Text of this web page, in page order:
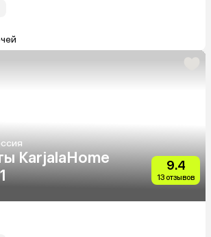
KarjalaHome
9.4
13 отзывов